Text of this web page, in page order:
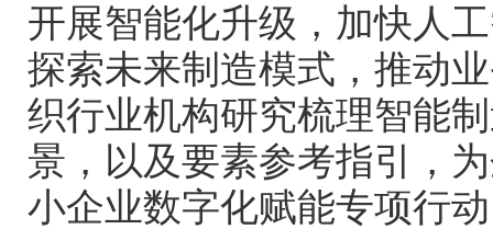
开展智能化升级，加快人
探索未来制造模式，推动
织行业机构研究梳理智能
景，以及要素参考指引，
小企业数字化赋能专项行